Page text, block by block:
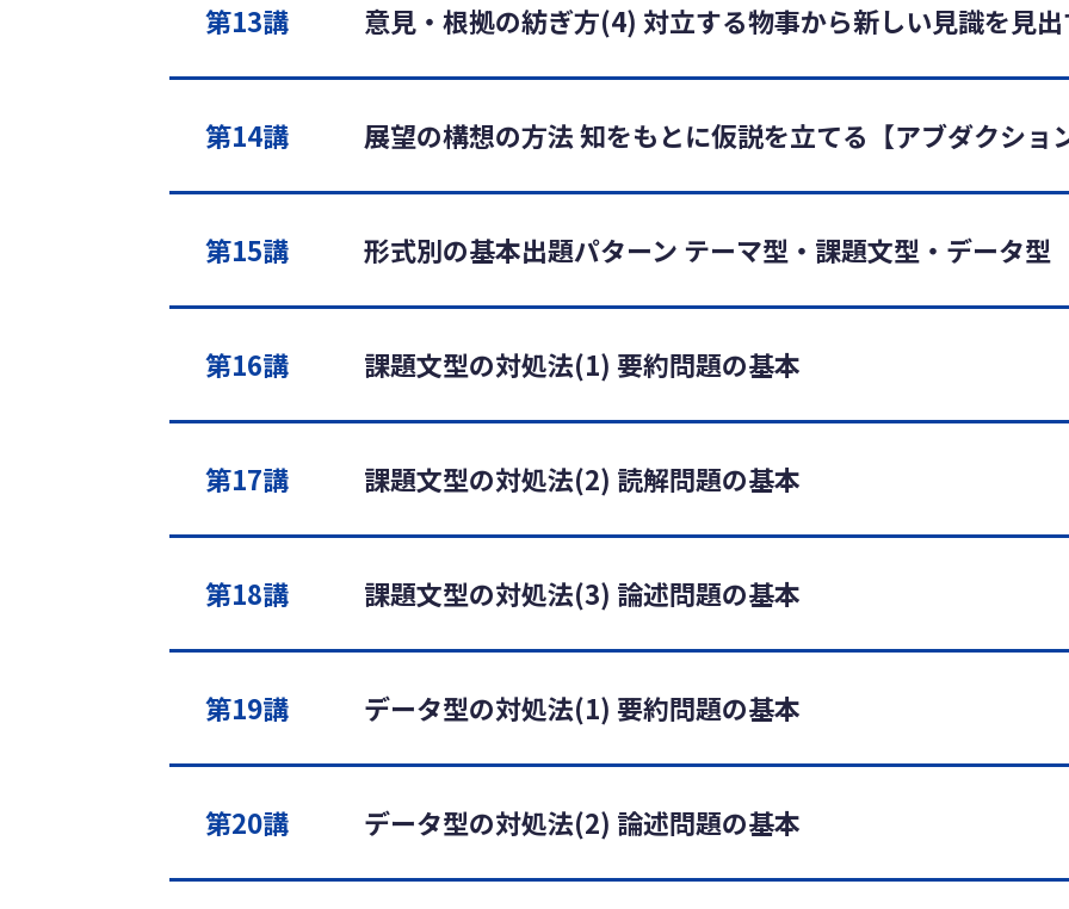
第13講 意見・根拠の紡ぎ方(4) 対立する物事から新しい見識を見出
第14講 展望の構想の方法 知をもとに仮説を立てる【アブダクショ
第15講 形式別の基本出題パターン テーマ型・課題文型・データ型
第16講 課題文型の対処法(1) 要約問題の基本
第17講 課題文型の対処法(2) 読解問題の基本
第18講 課題文型の対処法(3) 論述問題の基本
第19講 データ型の対処法(1) 要約問題の基本
第20講 データ型の対処法(2) 論述問題の基本